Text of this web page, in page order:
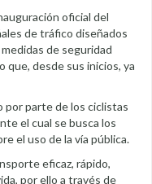
oficial del
de tráfico diseñados
de seguridad
que, desde sus inicios, ya
por parte de los ciclistas
el cual se busca los
el uso de la vía pública.
eficaz, rápido,
por ello a través de